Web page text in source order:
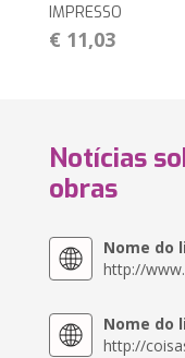
IMPRESSO
€ 11,03
Notícias
obras
Nome do
http://
Nome do
http://